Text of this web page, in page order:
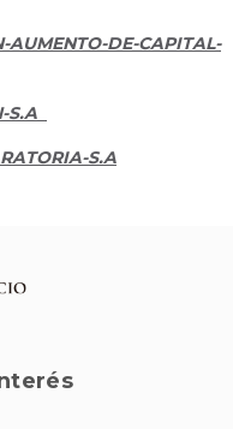
AUMENTO-DE-CAPITAL-
S.A
S.A